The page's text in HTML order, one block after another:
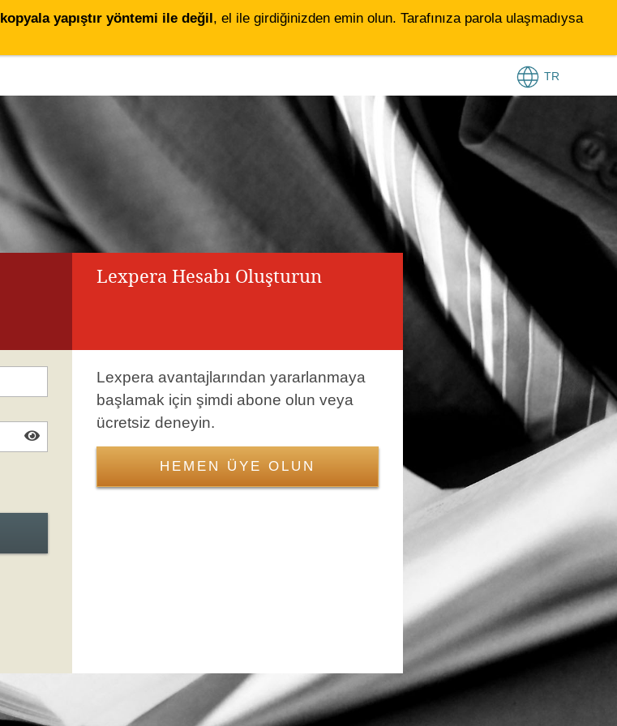
kopyala yapıştır yöntemi ile değil, el ile girdiğinizden emin olun. Tarafınıza parola ulaşmadıysa
TR
Giriş Formuna Atla
Lexpera Hesabı Oluşturun
Lexpera avantajlarından yararlanmaya
başlamak için şimdi abone olun veya
ücretsiz deneyin.
HEMEN ÜYE OLUN